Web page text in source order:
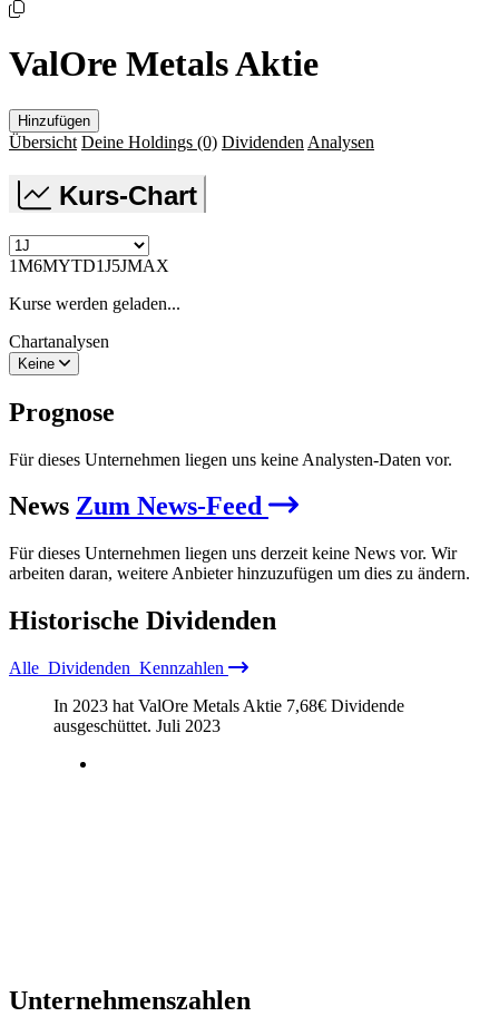
ValOre Metals Aktie
Hinzufügen
Übersicht Deine Holdings (0) Dividenden Analysen
Kurs-Chart
1M6MYTD1J5JMAX
Kurse werden geladen...
Chartanalysen
Keine
Prognose
Für dieses Unternehmen liegen uns keine Analysten-Daten vor.
News Zum News-Feed
Für dieses Unternehmen liegen uns derzeit keine News vor. Wir
arbeiten daran, weitere Anbieter hinzuzufügen um dies zu ändern.
Historische Dividenden
Alle Dividenden Kennzahlen
In 2023 hat ValOre Metals Aktie 7,68€ Dividende
ausgeschüttet. Juli 2023
Unternehmenszahlen